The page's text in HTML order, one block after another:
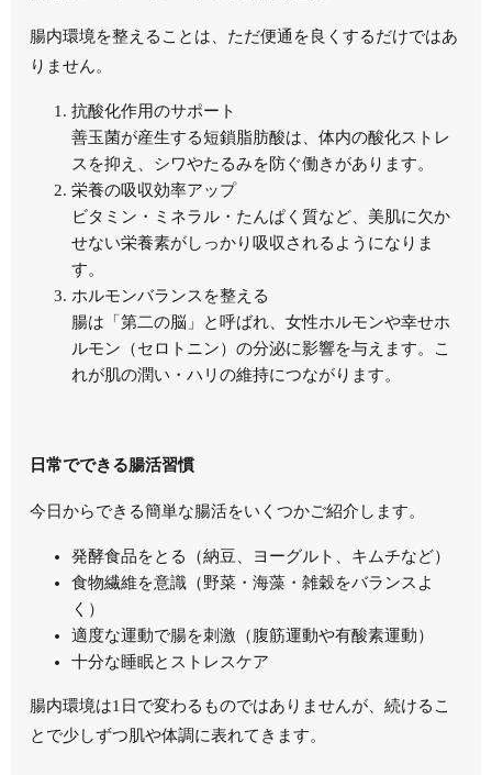
腸内環境を整えることは、ただ便通を良くするだけではあ
りません。
抗酸化作用のサポート
善玉菌が産生する短鎖脂肪酸は、体内の酸化ストレ
スを抑え、シワやたるみを防ぐ働きがあります。
栄養の吸収効率アップ
ビタミン・ミネラル・たんぱく質など、美肌に欠か
せない栄養素がしっかり吸収されるようになりま
す。
ホルモンバランスを整える
腸は「第二の脳」と呼ばれ、女性ホルモンや幸せホ
ルモン（セロトニン）の分泌に影響を与えます。こ
れが肌の潤い・ハリの維持につながります。
日常でできる腸活習慣
今日からできる簡単な腸活をいくつかご紹介します。
発酵食品をとる（納豆、ヨーグルト、キムチなど）
食物繊維を意識（野菜・海藻・雑穀をバランスよ
く）
適度な運動で腸を刺激（腹筋運動や有酸素運動）
十分な睡眠とストレスケア
腸内環境は1日で変わるものではありませんが、続けるこ
とで少しずつ肌や体調に表れてきます。